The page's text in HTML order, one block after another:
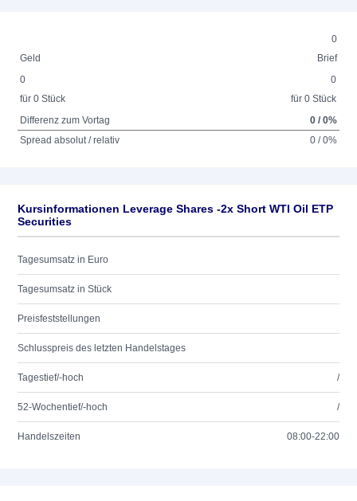
0
Geld
Brief
0
für 0 Stück
0
für 0 Stück
Differenz zum Vortag
0 / 0%
Spread absolut / relativ
0 / 0%
Kursinformationen Leverage Shares -2x Short WTI Oil ETP
Securities
Tagesumsatz in Euro
Tagesumsatz in Stück
Preisfeststellungen
Schlusspreis des letzten Handelstages
Tagestief/-hoch /
52-Wochentief/-hoch /
Handelszeiten 08:00-22:00